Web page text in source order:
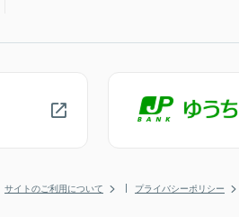
サイトのご利用について プライバシーポリシー